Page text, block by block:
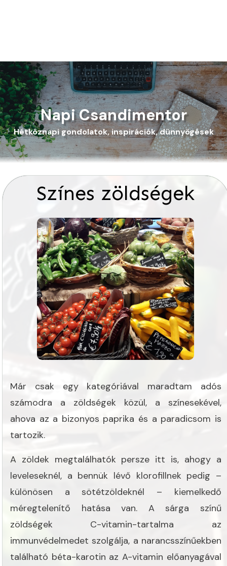
Napi Csandimentor
Hétköznapi gondolatok, inspirációk, dünnyögések
Színes zöldségek
Már csak egy kategóriával maradtam adós
számodra a zöldségek közül, a színesekével,
ahova az a bizonyos paprika és a paradicsom is
tartozik.
A zöldek megtalálhatók persze itt is, ahogy a
leveleseknél, a bennük lévő klorofillnek pedig –
különösen a sötétzöldeknél – kiemelkedő
méregtelenítő hatása van. A sárga színű
zöldségek C-vitamin-tartalma az
immunvédelmedet szolgálja, a narancsszínűekben
található béta-karotin az A-vitamin előanyagával